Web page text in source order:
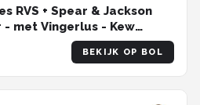
RVS + Spear & Jackson
met Vingerlus - Kew
- Voegenkrabber met
BEKIJK OP BOL